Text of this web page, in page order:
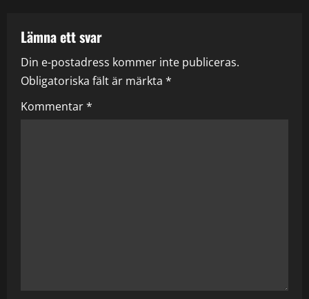
n
a
v
Lämna ett svar
Din e-postadress kommer inte publiceras.
Obligatoriska fält är märkta *
Kommentar*